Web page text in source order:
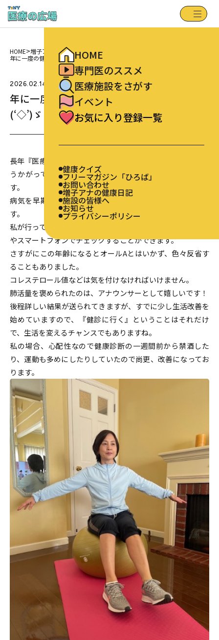
HOME
専門医のススメ
医療施設をさがす
イベント
お気に入り登録一覧
健康クイズ
フリーマガジン「ひろば」
お問い合わせ
増子アナの健康日記
施設の皆様へ
お知らせ
プライバシーポリシー
HOME>増子アナの健康日記>
年に一度の健康診断、行ってまいりしました(‘◇’)ゞ
2026.02.14
年に一度の健康診断、行ってまいりしました
(‘◇’)ゞ
長年『医療の広場』を担当させていただき、先生方のお話を
うかがっていると健康診断の大切さを、ひしひしと感じま
す。
病気を早期発見、早期治療ができれば状況はかなり違いま
す。
私が行っている施設では、当日に分かる分の結果をパソコン
やスマートフォンでチェックすることができます。
さすがにこの年齢になるとオールAとはいかず、色々反省す
ることもありました。
コレステロール値などは気を付けなければいけません。
肺活量を褒められたのは、アナウンサーとして嬉しいです！
後程詳しい結果が送られてきますが、すでに少し生活改善を
始めていますので、『健診に行く』ということはそれだけ
で、生活を変えるチャンスでもありますね。
私の場合、心配性なので健康診断の一週間前から禁酒した
り、運動も多めにしたりしていたので尚更、改善になってお
ります。